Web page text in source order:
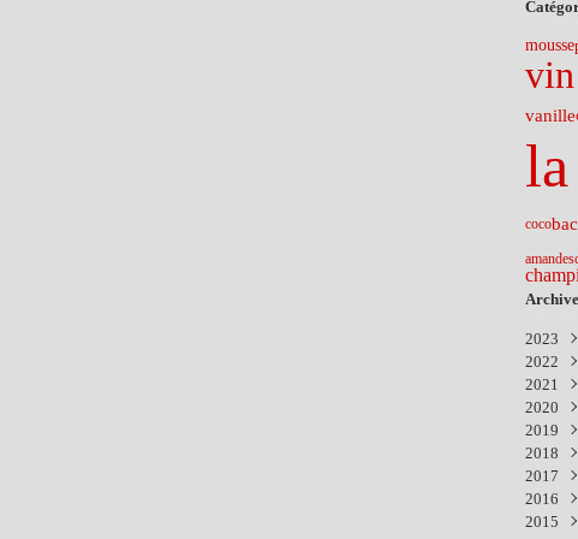
mousse
vanille
coco
amandes
2023
2022
2021
Avril
Mars
2020
Août
Avril
Mars
2019
Mars
2018
2017
Août
2016
2015